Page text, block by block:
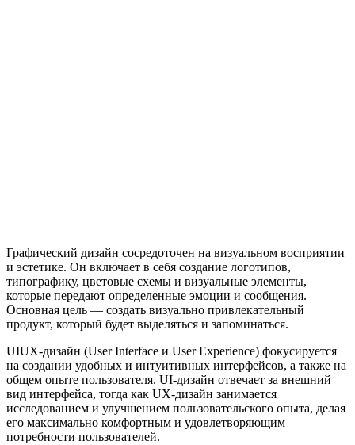
Графический дизайн сосредоточен на визуальном восприятии
и эстетике. Он включает в себя создание логотипов,
типографику, цветовые схемы и визуальные элементы,
которые передают определенные эмоции и сообщения.
Основная цель — создать визуально привлекательный
продукт, который будет выделяться и запоминаться.
UIUX-дизайн (User Interface и User Experience) фокусируется
на создании удобных и интуитивных интерфейсов, а также на
общем опыте пользователя. UI-дизайн отвечает за внешний
вид интерфейса, тогда как UX-дизайн занимается
исследованием и улучшением пользовательского опыта, делая
его максимально комфортным и удовлетворяющим
потребности пользователей.